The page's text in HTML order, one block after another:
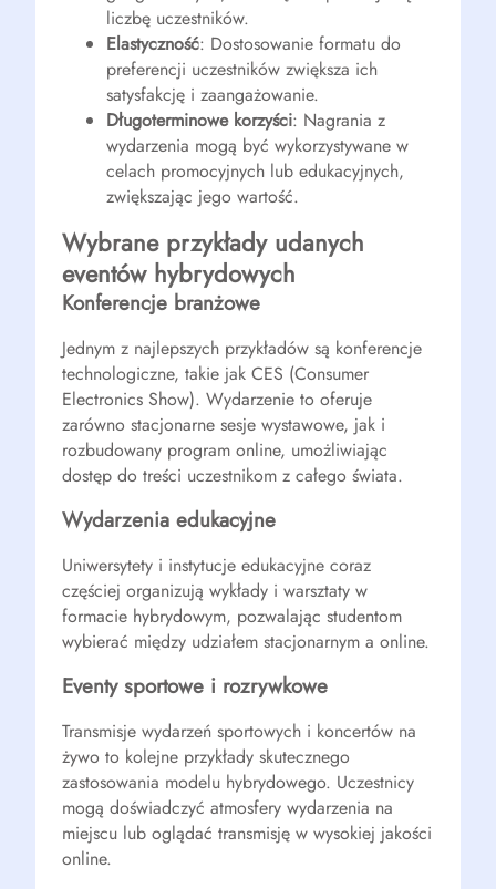
liczbę uczestników.
Elastyczność: Dostosowanie formatu do
preferencji uczestników zwiększa ich
satysfakcję i zaangażowanie.
Długoterminowe korzyści: Nagrania z
wydarzenia mogą być wykorzystywane w
celach promocyjnych lub edukacyjnych,
zwiększając jego wartość.
Wybrane przykłady udanych
eventów hybrydowych
Konferencje branżowe
Jednym z najlepszych przykładów są konferencje
technologiczne, takie jak CES (Consumer
Electronics Show). Wydarzenie to oferuje
zarówno stacjonarne sesje wystawowe, jak i
rozbudowany program online, umożliwiając
dostęp do treści uczestnikom z całego świata.
Wydarzenia edukacyjne
Uniwersytety i instytucje edukacyjne coraz
częściej organizują wykłady i warsztaty w
formacie hybrydowym, pozwalając studentom
wybierać między udziałem stacjonarnym a online.
Eventy sportowe i rozrywkowe
Transmisje wydarzeń sportowych i koncertów na
żywo to kolejne przykłady skutecznego
zastosowania modelu hybrydowego. Uczestnicy
mogą doświadczyć atmosfery wydarzenia na
miejscu lub oglądać transmisję w wysokiej jakości
online.